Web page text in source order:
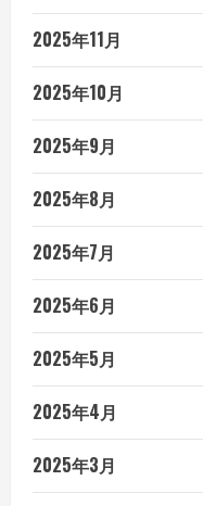
2025年11月
2025年10月
2025年9月
2025年8月
2025年7月
2025年6月
2025年5月
2025年4月
2025年3月